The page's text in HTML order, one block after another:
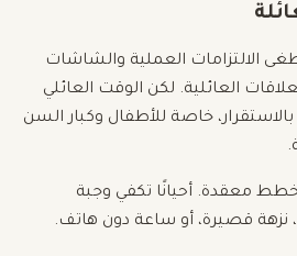
الالتزامات العملية والشاشات
العائلية. لكن الوقت العائلي
خاصة للأطفال وكبار السن
خطط معقدة. أحيانًا تكفي وجبة
نزهة قصيرة، أو ساعة دون هاتف.